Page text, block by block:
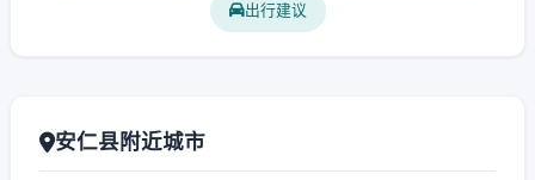
出行建议
安仁县附近城市